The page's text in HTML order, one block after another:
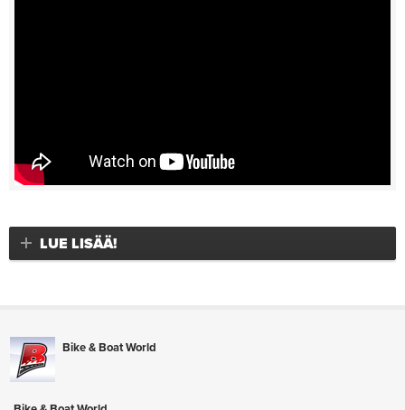
LUE LISÄÄ!
Bike & Boat World